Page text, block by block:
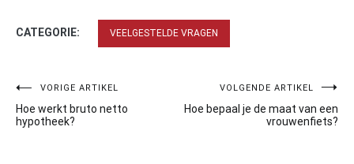
CATEGORIE: VEELGESTELDE VRAGEN
Bericht
navigatie
VORIGE ARTIKEL
Hoe werkt bruto netto
hypotheek?
VOLGENDE ARTIKEL
Hoe bepaal je de maat van een
vrouwenfiets?